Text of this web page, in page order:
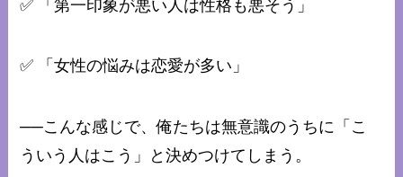
✅ 「第一印象が悪い人は性格も悪そう」
✅ 「女性の悩みは恋愛が多い」
──こんな感じで、俺たちは無意識のうちに「こ
ういう人はこう」と決めつけてしまう。